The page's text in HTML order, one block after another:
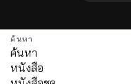
ค้นหา
ค้นหา
หนังสือ